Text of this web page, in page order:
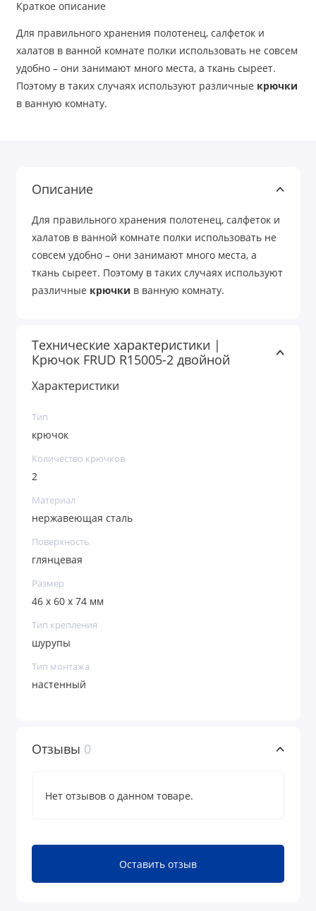
Краткое описание
Для правильного хранения полотенец, салфеток и
халатов в ванной комнате полки использовать не совсем
удобно – они занимают много места, а ткань сыреет.
Поэтому в таких случаях используют различные крючки
в ванную комнату.
Описание
Для правильного хранения полотенец, салфеток и
халатов в ванной комнате полки использовать не
совсем удобно – они занимают много места, а
ткань сыреет. Поэтому в таких случаях используют
различные крючки в ванную комнату.
Технические характеристики |
Крючок FRUD R15005-2 двойной
Характеристики
Тип
крючок
Количество крючков
2
Материал
нержавеющая сталь
Поверхность
глянцевая
Размер
46 х 60 х 74 мм
Тип крепления
шурупы
Тип монтажа
настенный
Отзывы 0
Нет отзывов о данном товаре.
Оставить отзыв